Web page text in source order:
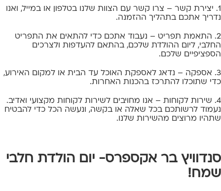
1. יצירת קשר – צרו קשר עם הצוות שלנו בטלפון או במייל, ואנו
נדריך אתכם בתהליך ההזמנה.
2. התאמת תפריט – נעבוד אתכם כדי להתאים את התפריט
החלבי, ליום ההולדת שלכם, בהתאם להעדפות ולצרכים
הספציפיים שלכם.
3. אספקה – נדאג לאספקת האוכל עד הבית או למקום האירוע,
כדי שתוכלו להתרכז בהכנות האחרות.
4. שירות לקוחות – אנו מחויבים לשירות לקוחות מקצועי ואדיב.
נעמוד לרשותכם בכל שאלה או בקשה, ונעשה הכל כדי להבטיח
שתהיו מרוצים מהשירות שלנו.
סנדוויץ בר אקספרס- יום הולדת חלבי
שמח!